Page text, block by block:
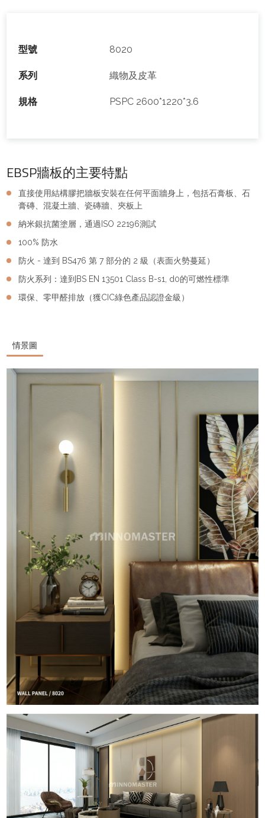
型號 8020
系列 織物及皮革
規格 PSPC 2600*1220*3.6
EBSP牆板的主要特點
直接使用結構膠把牆板安裝在任何平面牆身上，包括石膏板、石
膏磚、混凝土牆、瓷磚牆、夾板上
納米銀抗菌塗層，通過ISO 22196測試
100% 防水
防火 - 達到 BS476 第 7 部分的 2 級（表面火勢蔓延）
防火系列：達到BS EN 13501 Class B-s1, d0的可燃性標準
環保、零甲醛排放（獲CIC綠色產品認證金級）
情景圖